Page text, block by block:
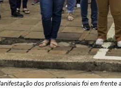
dos profissionais foi em